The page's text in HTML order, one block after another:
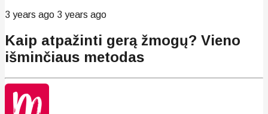
3 years ago 3 years ago
Kaip atpažinti gerą žmogų? Vieno
išminčiaus metodas